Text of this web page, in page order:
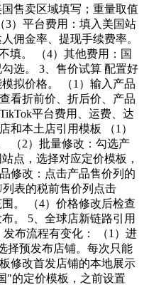
售卖区域填写；重量取值
3）平台费用：填入美国站
佣金率、提现手续费率。
填。 （4）其他费用：国
选。 3、售价试算 配置好
拟价格。 （1）输入产品
看折前价、折后价、产品
平台费用、运费、达
和本土店引用模板 （1）
（2）批量修改：勾选产
点，选择对应定价模板，
修改：点击产品售价列的
表的税前售价列点击
。 （4）价格修改后检查
。 5、全球店新链路引用
布流程有变化： （1）进
择预发布店铺。每次只能
修改首发店铺的本地展示
"的定价模板，之前设置